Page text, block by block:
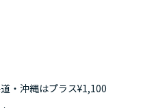
・沖縄はプラス¥1,100